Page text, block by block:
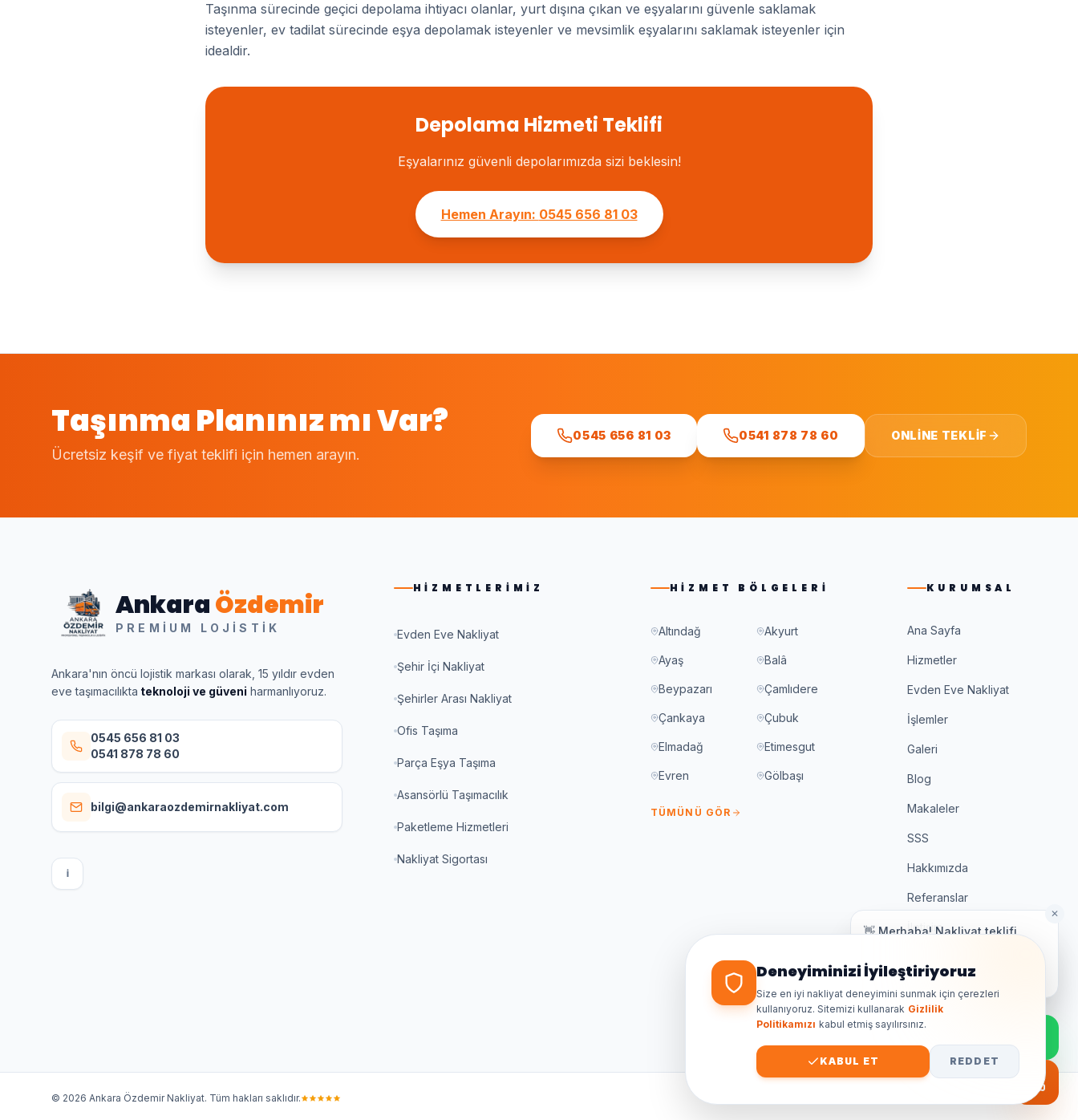
Taşınma sürecinde geçici depolama ihtiyacı olanlar, yurt dışına çıkan ve eşyalarını güvenle saklamak
isteyenler, ev tadilat sürecinde eşya depolamak isteyenler ve mevsimlik eşyalarını saklamak isteyenler için
idealdir.
Depolama Hizmeti Teklifi
Eşyalarınız güvenli depolarımızda sizi beklesin!
Hemen Arayın: 0545 656 81 03
Taşınma Planınız mı Var?
Ücretsiz keşif ve fiyat teklifi için hemen arayın.
0545 656 81 03 0541 878 78 60 ONLINE TEKLIF
AnkaraÖzdemir
PREMIUM LOJISTIK
Ankara'nın öncü lojistik markası olarak, 15 yıldır evden
eve taşımacılıkta teknoloji ve güveni harmanlıyoruz.
0545 656 81 03
0541 878 78 60
bilgi@ankaraozdemirnakliyat.com
I
HIZMETLERIMIZ
Evden Eve Nakliyat
Şehir İçi Nakliyat
Şehirler Arası Nakliyat
Ofis Taşıma
Parça Eşya Taşıma
Asansörlü Taşımacılık
Paketleme Hizmetleri
Nakliyat Sigortası
HIZMET BÖLGELERI
Altındağ Akyurt
Ayaş Balâ
Beypazarı Çamlıdere
Çankaya Çubuk
Elmadağ Etimesgut
Evren Gölbaşı
TÜMÜNÜ GÖR
KURUMSAL
Ana Sayfa
Hizmetler
Evden Eve Nakliyat
İşlemler
Galeri
Blog
Makaleler
SSS
Hakkımızda
Referanslar
İletişim
%100 Sigortalı
K3 Belgeli
7/24 Destek
© 2026 Ankara Özdemir Nakliyat. Tüm hakları saklıdır.
Deneyiminizi İyileştiriyoruz
Size en iyi nakliyat deneyimini sunmak için çerezleri
kullanıyoruz. Sitemizi kullanarak Gizlilik
Politikamızı kabul etmiş sayılırsınız.
KABUL ET REDDET
✕
👋 Merhaba! Nakliyat teklifi
Genellikle birkaç dakika içinde yanıt
veriyoruz.